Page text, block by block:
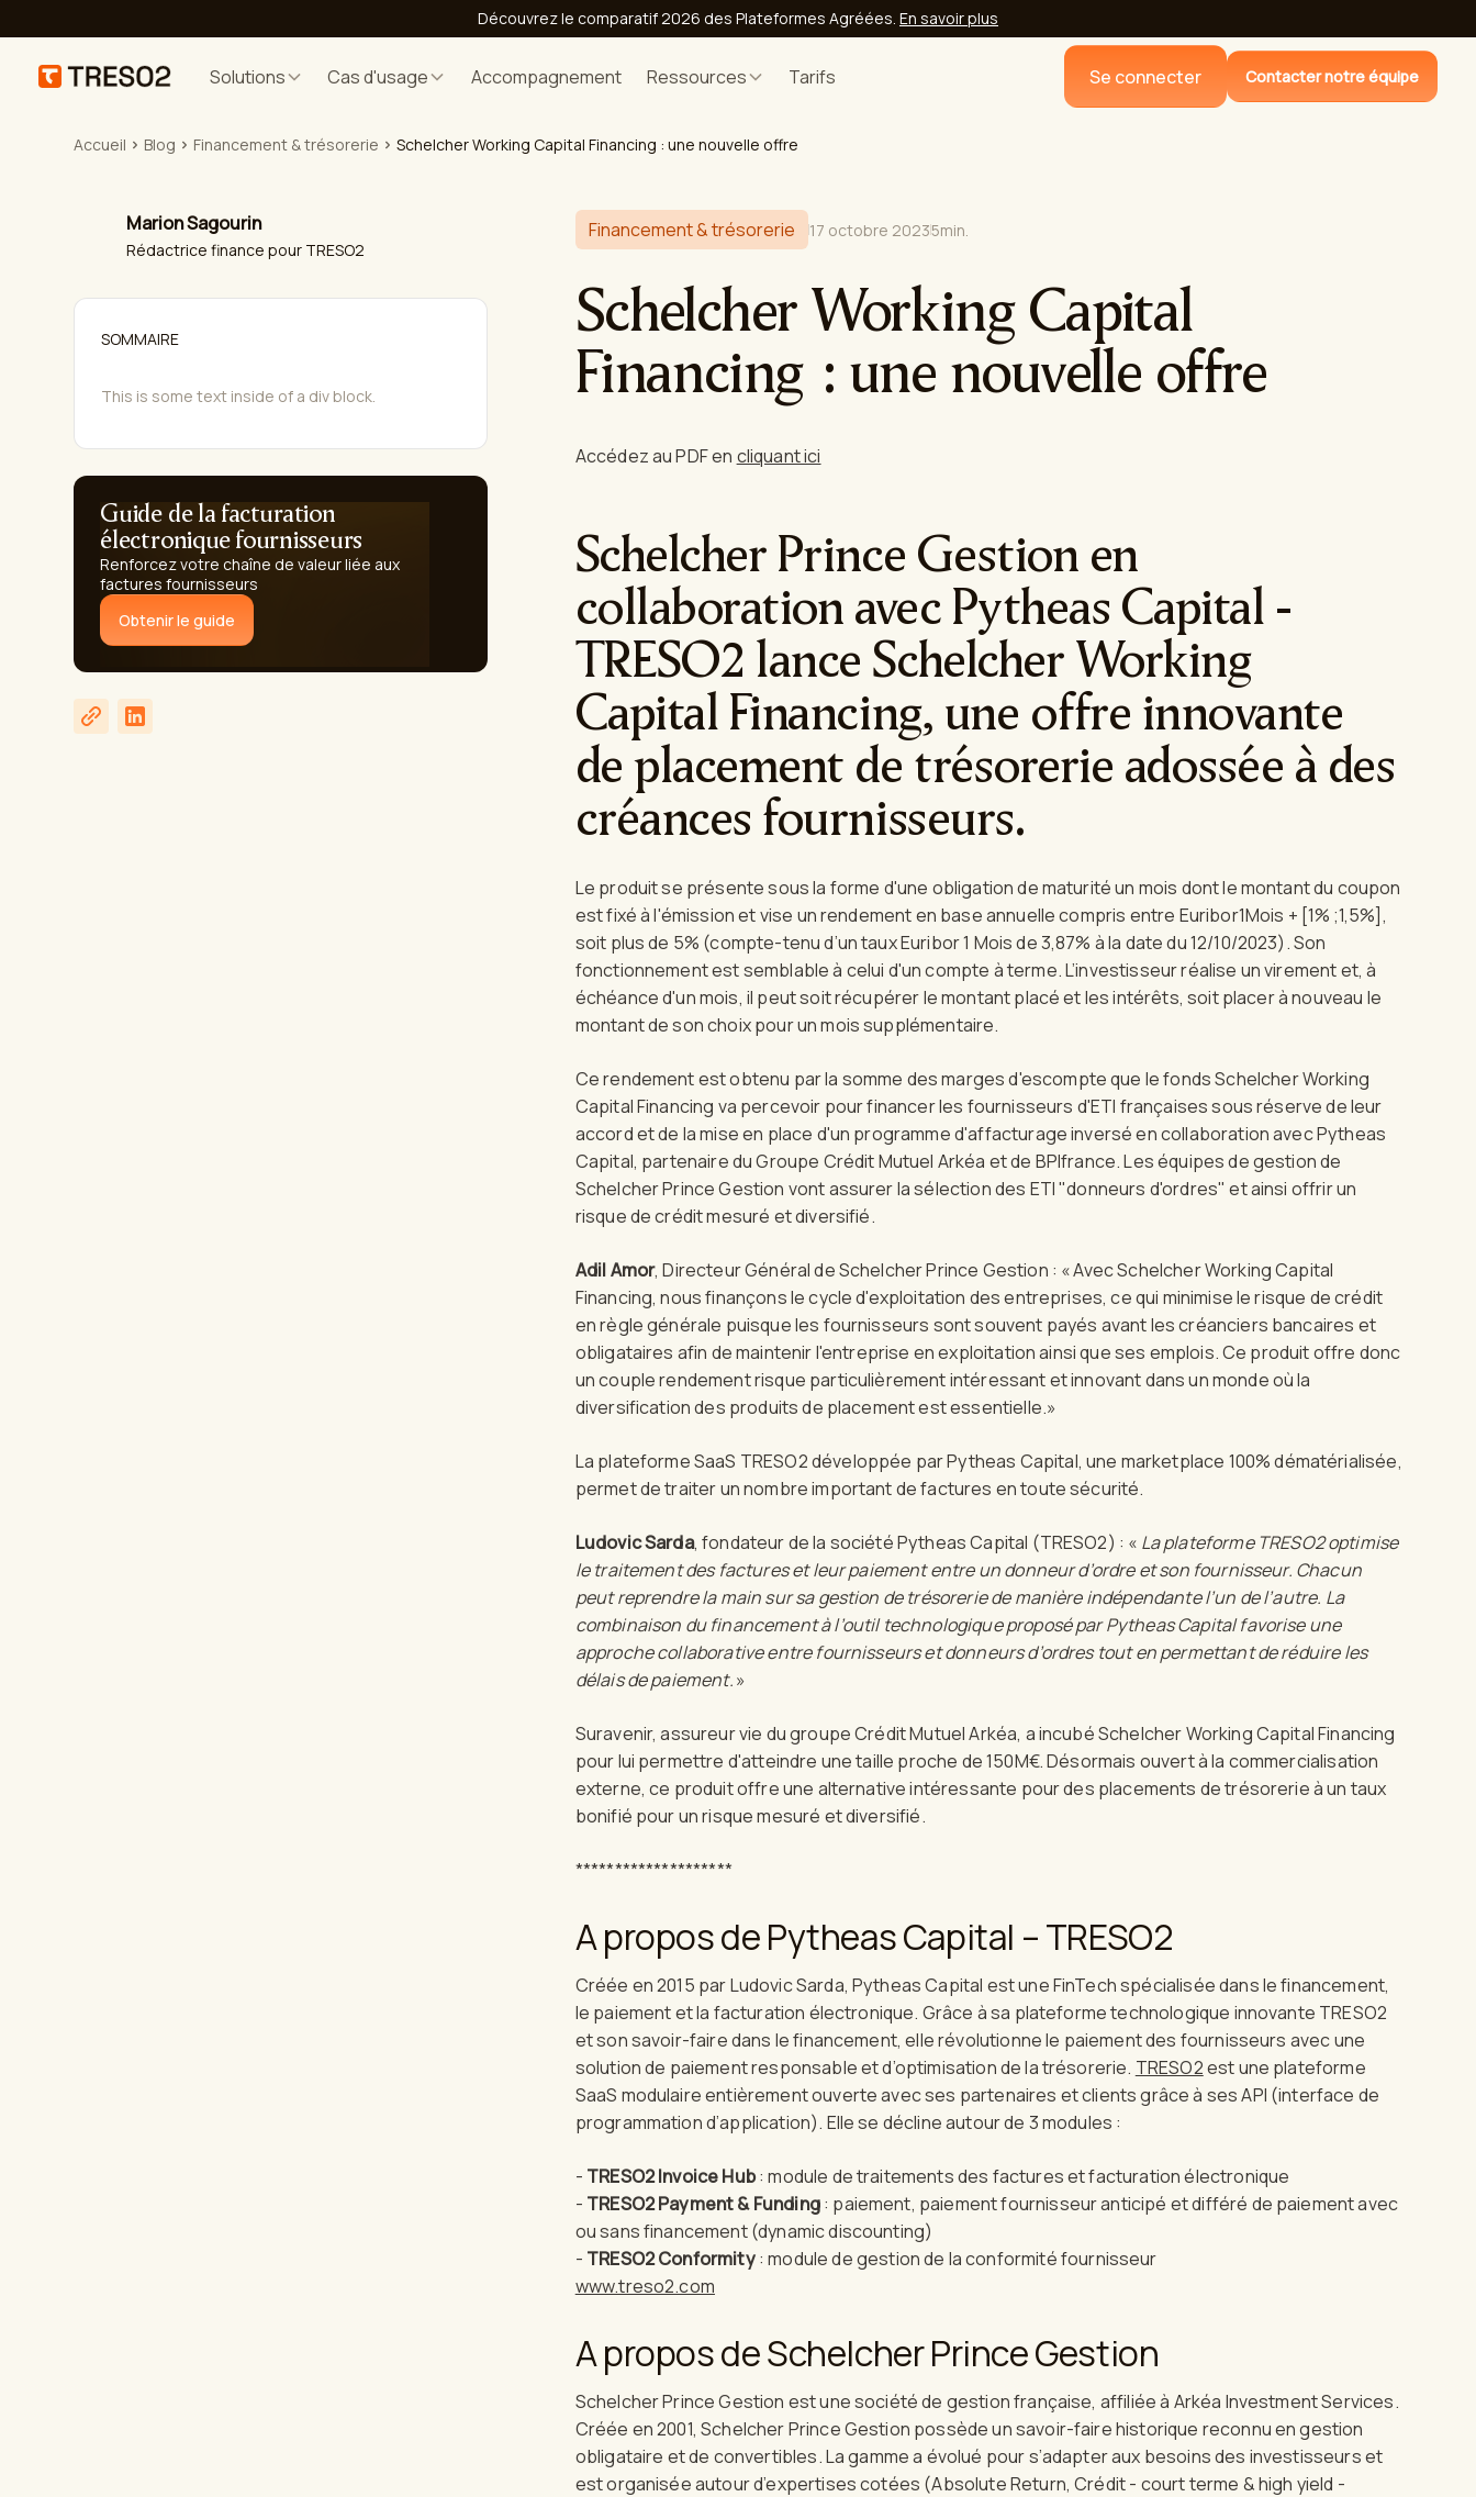
Découvrez le comparatif 2026 des Plateformes Agréées. En savoir plus
Solutions Cas d'usage Accompagnement Ressources Tarifs Se connecter Contacter notre équipe
Accueil Blog Financement & trésorerie Schelcher Working Capital Financing : une nouvelle offre
Marion Sagourin
Rédactrice finance pour TRESO2
SOMMAIRE
This is some text inside of a div block.
Guide de la facturation
électronique fournisseurs
Renforcez votre chaîne de valeur liée aux
factures fournisseurs
Obtenir le guide
Financement & trésorerie 17 octobre 20235min.
Schelcher Working Capital
Financing : une nouvelle offre
Accédez au PDF en cliquant ici
Schelcher Prince Gestion en
collaboration avec Pytheas Capital -
TRESO2 lance Schelcher Working
Capital Financing, une offre innovante
de placement de trésorerie adossée à des
créances fournisseurs.
Le produit se présente sous la forme d'une obligation de maturité un mois dont le montant du coupon
est fixé à l'émission et vise un rendement en base annuelle compris entre Euribor1Mois + [1% ;1,5%],
soit plus de 5% (compte-tenu d’un taux Euribor 1 Mois de 3,87% à la date du 12/10/2023). Son
fonctionnement est semblable à celui d'un compte à terme. L’investisseur réalise un virement et, à
échéance d'un mois, il peut soit récupérer le montant placé et les intérêts, soit placer à nouveau le
montant de son choix pour un mois supplémentaire.
Ce rendement est obtenu par la somme des marges d'escompte que le fonds Schelcher Working
Capital Financing va percevoir pour financer les fournisseurs d'ETI françaises sous réserve de leur
accord et de la mise en place d'un programme d'affacturage inversé en collaboration avec Pytheas
Capital, partenaire du Groupe Crédit Mutuel Arkéa et de BPIfrance. Les équipes de gestion de
Schelcher Prince Gestion vont assurer la sélection des ETI "donneurs d'ordres" et ainsi offrir un
risque de crédit mesuré et diversifié.
Adil Amor, Directeur Général de Schelcher Prince Gestion : « Avec Schelcher Working Capital
Financing, nous finançons le cycle d'exploitation des entreprises, ce qui minimise le risque de crédit
en règle générale puisque les fournisseurs sont souvent payés avant les créanciers bancaires et
obligataires afin de maintenir l'entreprise en exploitation ainsi que ses emplois. Ce produit offre donc
un couple rendement risque particulièrement intéressant et innovant dans un monde où la
diversification des produits de placement est essentielle.»
La plateforme SaaS TRESO2 développée par Pytheas Capital, une marketplace 100% dématérialisée,
permet de traiter un nombre important de factures en toute sécurité.
Ludovic Sarda, fondateur de la société Pytheas Capital (TRESO2) : « La plateforme TRESO2 optimise
le traitement des factures et leur paiement entre un donneur d’ordre et son fournisseur. Chacun
peut reprendre la main sur sa gestion de trésorerie de manière indépendante l’un de l’autre. La
combinaison du financement à l’outil technologique proposé par Pytheas Capital favorise une
approche collaborative entre fournisseurs et donneurs d’ordres tout en permettant de réduire les
délais de paiement.»
Suravenir, assureur vie du groupe Crédit Mutuel Arkéa, a incubé Schelcher Working Capital Financing
pour lui permettre d'atteindre une taille proche de 150M€. Désormais ouvert à la commercialisation
externe, ce produit offre une alternative intéressante pour des placements de trésorerie à un taux
bonifié pour un risque mesuré et diversifié.
********************
A propos de Pytheas Capital – TRESO2
Créée en 2015 par Ludovic Sarda, Pytheas Capital est une FinTech spécialisée dans le financement,
le paiement et la facturation électronique. Grâce à sa plateforme technologique innovante TRESO2
et son savoir-faire dans le financement, elle révolutionne le paiement des fournisseurs avec une
solution de paiement responsable et d’optimisation de la trésorerie. TRESO2est une plateforme
SaaS modulaire entièrement ouverte avec ses partenaires et clients grâce à ses API (interface de
programmation d’application). Elle se décline autour de 3 modules :
- TRESO2 Invoice Hub: module de traitements des factures et facturation électronique
- TRESO2 Payment & Funding: paiement, paiement fournisseur anticipé et différé de paiement avec
ou sans financement (dynamic discounting)
- TRESO2 Conformity: module de gestion de la conformité fournisseur
www.treso2.com
A propos de Schelcher Prince Gestion
Schelcher Prince Gestion est une société de gestion française, affiliée à Arkéa Investment Services.
Créée en 2001, Schelcher Prince Gestion possède un savoir-faire historique reconnu en gestion
obligataire et de convertibles. La gamme a évolué pour s’adapter aux besoins des investisseurs et
est organisée autour d’expertises cotées (Absolute Return, Crédit - court terme & high yield -